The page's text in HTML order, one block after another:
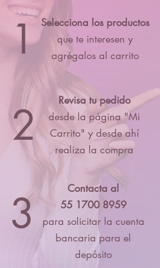
1 Selecciona los productos
que te interesen y
agrégalos al carrito
2
Revisa tu pedido
desde la página "Mi
Carrito" y desde ahí
realiza la compra
3
Contacta al
55 1700 8959
para solicitar la cuenta
bancaria para el
depósito